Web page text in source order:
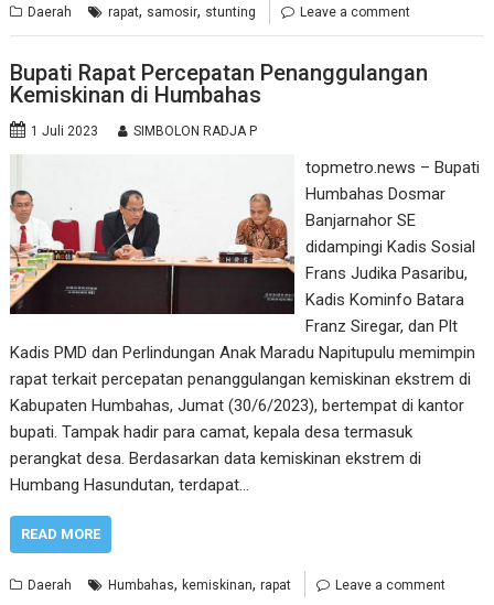
Daerah rapat, samosir, stunting Leave a comment
Bupati Rapat Percepatan Penanggulangan
Kemiskinan di Humbahas
1 Juli 2023 SIMBOLON RADJA P
topmetro.news – Bupati
Humbahas Dosmar
Banjarnahor SE
didampingi Kadis Sosial
Frans Judika Pasaribu,
Kadis Kominfo Batara
Franz Siregar, dan Plt
Kadis PMD dan Perlindungan Anak Maradu Napitupulu memimpin
rapat terkait percepatan penanggulangan kemiskinan ekstrem di
Kabupaten Humbahas, Jumat (30/6/2023), bertempat di kantor
bupati. Tampak hadir para camat, kepala desa termasuk
perangkat desa. Berdasarkan data kemiskinan ekstrem di
Humbang Hasundutan, terdapat…
READ MORE
Daerah Humbahas,kemiskinan,rapat Leave a comment